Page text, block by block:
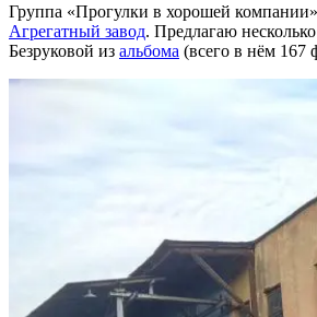
Группа «Прогулки в хорошей
Агрегатный завод. Предлагаю
Безруковой из альбома (всего в нём 167